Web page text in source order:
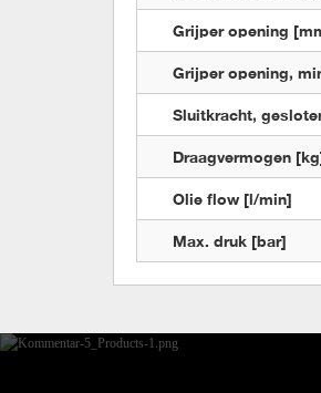
Grijper opening
Grijper opening,
Sluitkracht,
Draagvermogen
Olie flow [l/min]
Max. druk [bar]